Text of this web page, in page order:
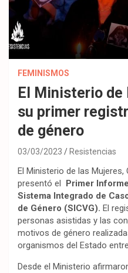
FEMINISMOS
El Ministerio
su primer
de género
03/03/2023 Resistencias
El Ministerio de las Mujeres,
presentó el
Primer
Sistema Integrado de
de Género (SICVG). El
personas asistidas y las
motivos de género
organismos del Estado
Desde el Ministerio